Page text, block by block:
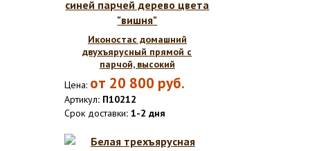
Иконостас домашний
двухъярусный прямой с
парчой, высокий
Цена: от 20 800 руб.
Артикул: П10212
Срок доставки: 1-2 дня